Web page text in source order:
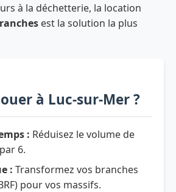
à la déchetterie, la location
est la solution la plus
à Luc-sur-Mer ?
: Réduisez le volume de
6.
: Transformez vos branches
pour vos massifs.